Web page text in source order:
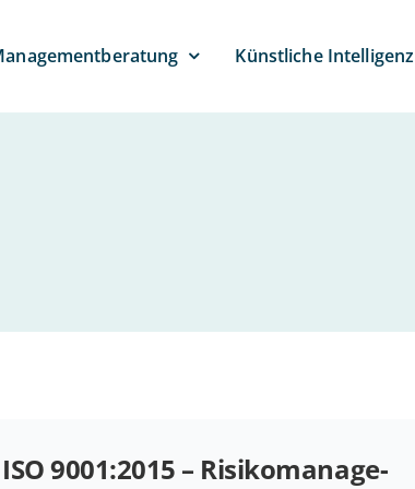
Künst­li­che Intelligenz
ISO 9001:2015 – Ri­si­ko­ma­nage­